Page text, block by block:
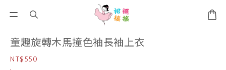
童趣旋轉木馬撞色袖長袖上衣
NT$550